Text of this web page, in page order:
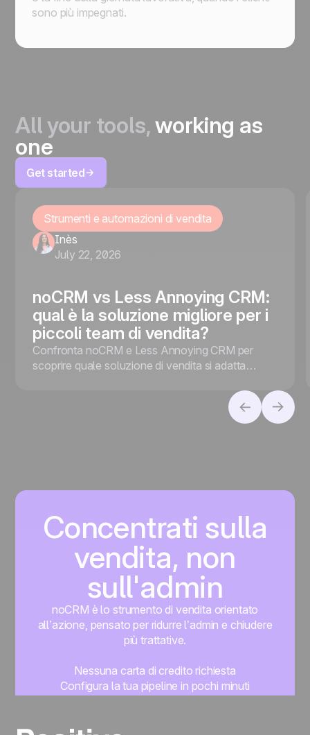
sono più impegnati.
All your tools,working as
one
Get started
Strumenti e automazioni di vendita
Inès
July 22, 2026
noCRM vs Less Annoying CRM:
qual è la soluzione migliore per i
piccoli team di vendita?
Confronta noCRM e Less Annoying CRM per
scoprire quale soluzione di vendita si adatta
conversione dei lead o alla gestione dei contatti.
Concentrati sulla
vendita, non
sull'admin
noCRM è lo strumento di vendita orientato
all’azione, pensato per ridurre l’admin e chiudere
più trattative.
Nessuna carta di credito richiesta
Configura la tua pipeline in pochi minuti